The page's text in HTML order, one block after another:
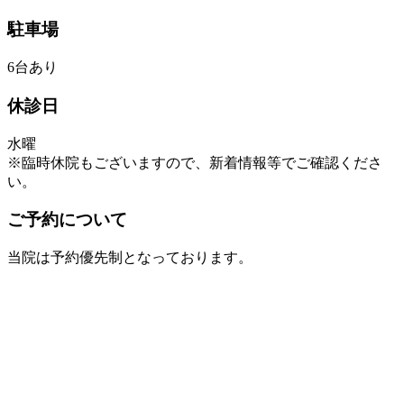
駐車場
6台あり
休診日
水曜
※臨時休院もございますので、新着情報等でご確認くださ
い。
ご予約について
当院は予約優先制となっております。